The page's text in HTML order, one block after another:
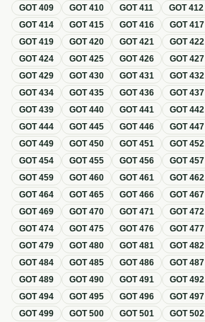
GOT409 GOT410 GOT411 GOT412
GOT414 GOT415 GOT416 GOT417
GOT419 GOT420 GOT421 GOT422
GOT424 GOT425 GOT426 GOT427
GOT429 GOT430 GOT431 GOT432
GOT434 GOT435 GOT436 GOT437
GOT439 GOT440 GOT441 GOT442
GOT444 GOT445 GOT446 GOT447
GOT449 GOT450 GOT451 GOT452
GOT454 GOT455 GOT456 GOT457
GOT459 GOT460 GOT461 GOT462
GOT464 GOT465 GOT466 GOT467
GOT469 GOT470 GOT471 GOT472
GOT474 GOT475 GOT476 GOT477
GOT479 GOT480 GOT481 GOT482
GOT484 GOT485 GOT486 GOT487
GOT489 GOT490 GOT491 GOT492
GOT494 GOT495 GOT496 GOT497
GOT499 GOT500 GOT501 GOT502